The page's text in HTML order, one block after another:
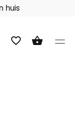
huis
favorite_border shopping_basket